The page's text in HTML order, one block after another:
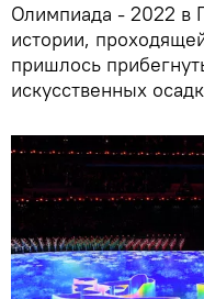
Олимпиада - 2022 в
истории,
пришлось
искусственных